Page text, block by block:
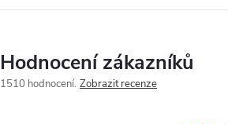
Hodnocení zákazníků
1510 hodnocení Zobrazit recenze